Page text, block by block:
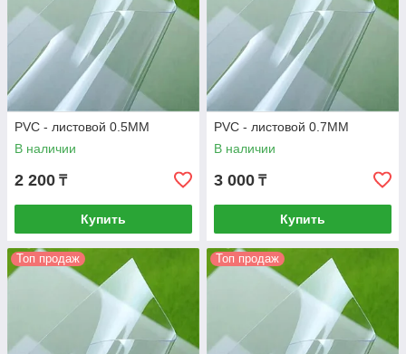
PVC - листовой 0.5MM
В наличии
2 200 ₸
Купить
PVC - листовой 0.7MM
В наличии
3 000 ₸
Купить
Топ продаж Топ продаж